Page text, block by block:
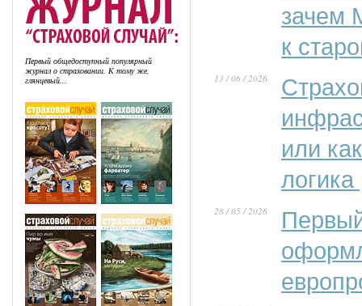
Первый общедоступный популярный
журнал о страховании. К тому же,
глянцевый...
зачем
к
13 / 06 / 2026
или
28 / 05 / 2026